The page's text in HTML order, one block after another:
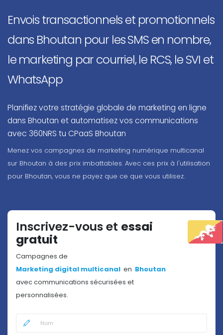
Envois transactionnels et promotionnels
dans Bhoutan pour les SMS en nombre,
le marketing par courriel, le RCS, le SVI et
WhatsApp
Planifiez votre stratégie globale de marketing en ligne
dans Bhoutan et automatisez vos communications
avec 360NRS tu CPaaS Bhoutan
Menez vos campagnes de marketing numérique multicanal
sur Bhoutan à des prix imbattables. Avec ces prix à l'utilisation
pour Bhoutan, vous ne payez que ce que vous utilisez.
Inscrivez-vous et essai
gratuit
Campagnes de
Marketing digital multicanal en Bhoutan
avec communications sécurisées et
personnalisées.